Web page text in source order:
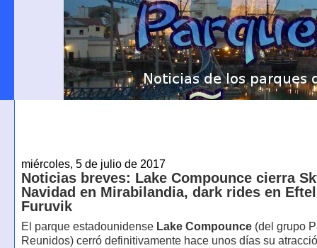
miércoles, 5 de julio de 2017
Noticias breves: Lake Compounce cierra
Navidad en Mirabilandia, dark rides en
Furuvik
El parque estadounidense Lake Compounce(del grupo
Reunidos) cerró definitivamente hace unos días su